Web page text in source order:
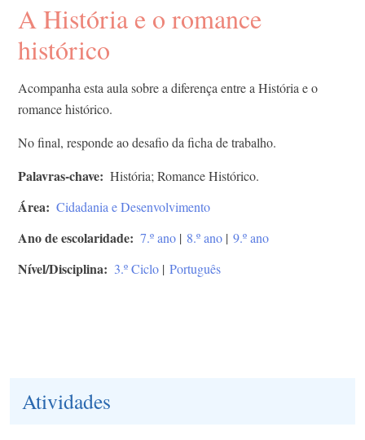
A História e o romance
histórico
Acompanha esta aula sobre a diferença entre a História e o
romance histórico.
No final, responde ao desafio da ficha de trabalho.
Palavras-chave História; Romance Histórico.
Área Cidadania e Desenvolvimento
Ano de escolaridade 7.º ano | 8.º ano | 9.º ano
Nível/Disciplina 3.º Ciclo | Português
Atividades